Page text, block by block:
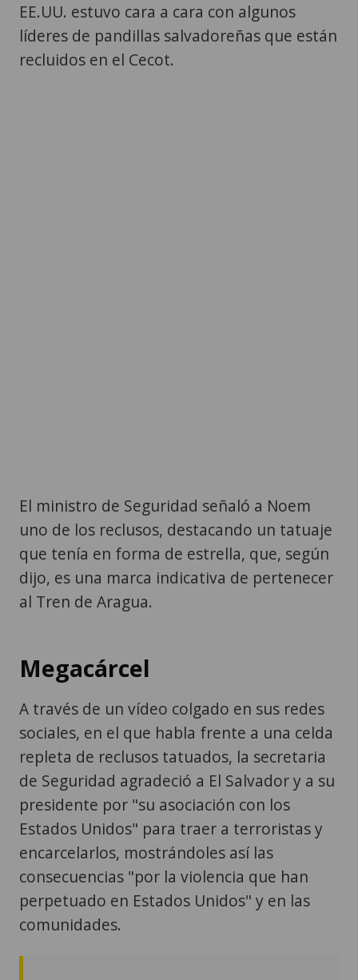
EE.UU. estuvo cara a cara con algunos
líderes de pandillas salvadoreñas que están
recluidos en el Cecot.
El ministro de Seguridad señaló a Noem
uno de los reclusos, destacando un tatuaje
que tenía en forma de estrella, que, según
dijo, es una marca indicativa de pertenecer
al Tren de Aragua.
Megacárcel
A través de un vídeo colgado en sus redes
sociales, en el que habla frente a una celda
repleta de reclusos tatuados, la secretaria
de Seguridad agradeció a El Salvador y a su
presidente por "su asociación con los
Estados Unidos" para traer a terroristas y
encarcelarlos, mostrándoles así las
consecuencias "por la violencia que han
perpetuado en Estados Unidos" y en las
comunidades.